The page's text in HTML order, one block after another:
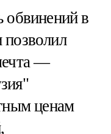
обвинений в
—
ценам